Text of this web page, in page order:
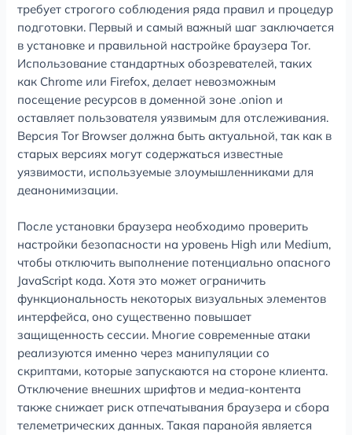
требует строгого соблюдения ряда правил и процедур
подготовки. Первый и самый важный шаг заключается
в установке и правильной настройке браузера Tor.
Использование стандартных обозревателей, таких
как Chrome или Firefox, делает невозможным
посещение ресурсов в доменной зоне .onion и
оставляет пользователя уязвимым для отслеживания.
Версия Tor Browser должна быть актуальной, так как в
старых версиях могут содержаться известные
уязвимости, используемые злоумышленниками для
деанонимизации.
После установки браузера необходимо проверить
настройки безопасности на уровень High или Medium,
чтобы отключить выполнение потенциально опасного
JavaScript кода. Хотя это может ограничить
функциональность некоторых визуальных элементов
интерфейса, оно существенно повышает
защищенность сессии. Многие современные атаки
реализуются именно через манипуляции со
скриптами, которые запускаются на стороне клиента.
Отключение внешних шрифтов и медиа-контента
также снижает риск отпечатывания браузера и сбора
телеметрических данных. Такая паранойя является